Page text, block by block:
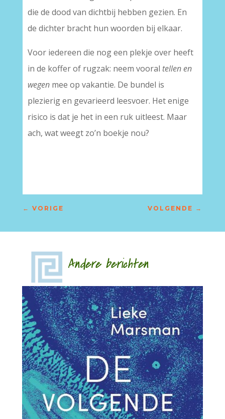
die de dood van dichtbij hebben gezien. En
de dichter bracht hun woorden bij elkaar.
Voor iedereen die nog een plekje over heeft
in de koffer of rugzak: neem vooral tellen en
wegenmee op vakantie. De bundel is
plezierig en gevarieerd leesvoer. Het enige
risico is dat je het in een ruk uitleest. Maar
ach, wat weegt zo’n boekje nou?
← VORIGE VOLGENDE →
Andere berichten